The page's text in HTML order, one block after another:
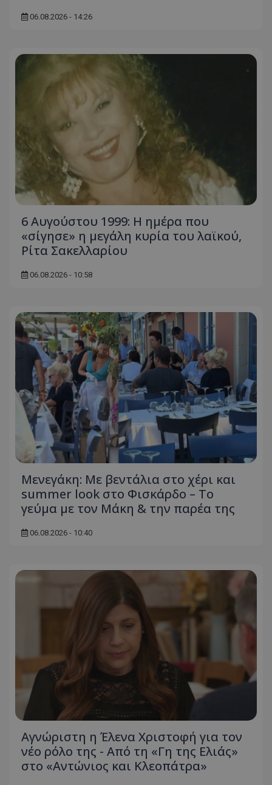
06.08.2026 - 14:26
6 Αυγούστου 1999: Η ημέρα που
«σίγησε» η μεγάλη κυρία του λαϊκού,
Ρίτα Σακελλαρίου
06.08.2026 - 10:58
Μενεγάκη: Με βεντάλια στο χέρι και
summer look στο Φισκάρδο – Το
γεύμα με τον Μάκη & την παρέα της
06.08.2026 - 10:40
Αγνώριστη η Έλενα Χριστοφή για τον
νέο ρόλο της - Από τη «Γη της Ελιάς»
στο «Αντώνιος και Κλεοπάτρα»